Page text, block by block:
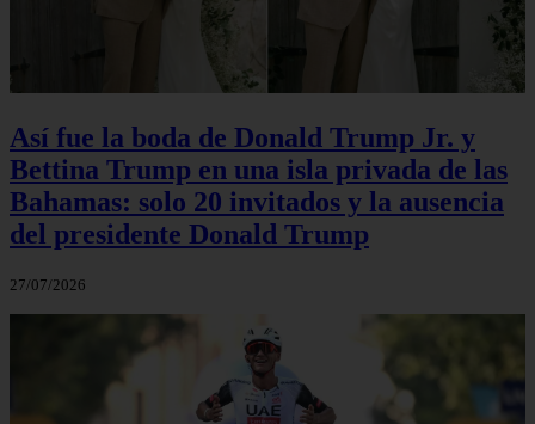
Así fue la boda de Donald Trump Jr. y
Bettina Trump en una isla privada de las
Bahamas: solo 20 invitados y la ausencia
del presidente Donald Trump
27/07/2026